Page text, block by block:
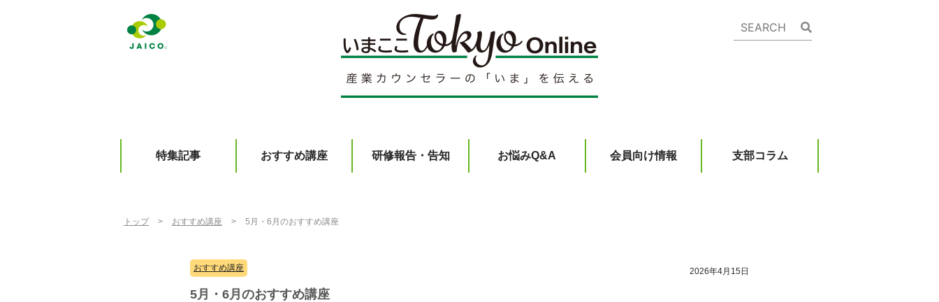
特集記事 おすすめ講座 研修報告・告知 お悩みQ&A 会員向け情報 支部コラム
トップ > おすすめ講座 > 5月・6月のおすすめ講座
おすすめ講座
5月・6月のおすすめ講座
2026年4月15日